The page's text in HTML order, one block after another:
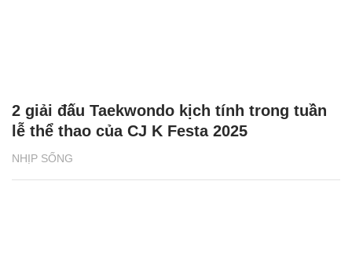
NHỊP SỐNG
2 giải đấu Taekwondo kịch tính trong tuần
lễ thể thao của CJ K Festa 2025